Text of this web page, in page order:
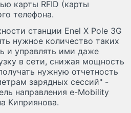
карты RFID (карты
телефона.
станции Enel X Pole 3G
нужное количество таких
и управлять ими даже
в сети, снижая мощность
нужную отчетность
зарядных сессий" -
направления e-Mobility
Киприянова.